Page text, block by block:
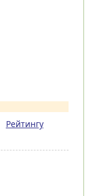
Рейтингу